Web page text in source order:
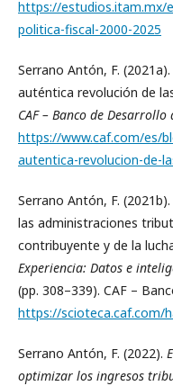
https://estudios.itam.mx/
politica-fiscal-2000-2025
Serrano Antón, F.
auténtica revolución de
CAF – Banco de
https://www.caf.com/es/
autentica-revolucion-de-
Serrano Antón, F.
las administraciones
contribuyente y de la
Experiencia: Datos e
(pp. 308–339). CAF –
https://scioteca.caf.com/
Serrano Antón, F. (2022).
optimizar los ingresos